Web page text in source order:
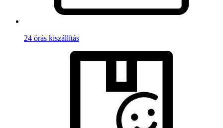
24 órás kiszállítás